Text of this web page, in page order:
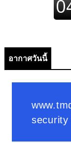
อากาศวันนี้